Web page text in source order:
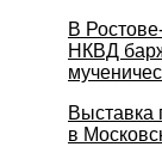
В
НКВД
Выставка
в